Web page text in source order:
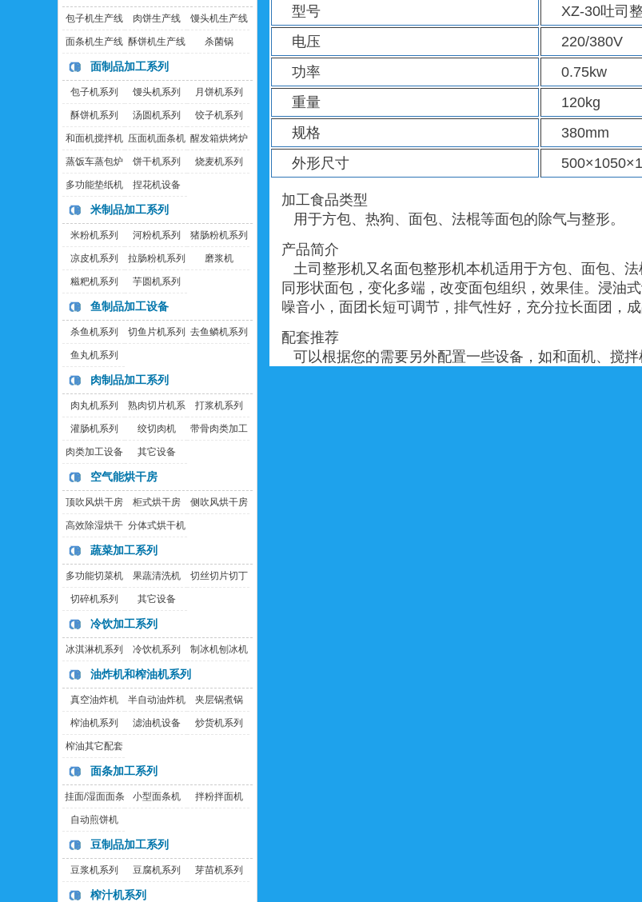
包子机生产线 肉饼生产线 馒头机生产线
面条机生产线 酥饼机生产线 杀菌锅
面制品加工系列
包子机系列 馒头机系列 月饼机系列
酥饼机系列 汤圆机系列 饺子机系列
和面机搅拌机 压面机面条机 醒发箱烘烤炉
蒸饭车蒸包炉 饼干机系列 烧麦机系列
多功能垫纸机 捏花机设备
米制品加工系列
米粉机系列 河粉机系列 猪肠粉机系列
凉皮机系列 拉肠粉机系列 磨浆机
糍粑机系列 芋圆机系列
鱼制品加工设备
杀鱼机系列 切鱼片机系列 去鱼鳞机系列
鱼丸机系列
肉制品加工系列
肉丸机系列
熟肉切片机系
列
打浆机系列
灌肠机系列 绞切肉机
带骨肉类加工
肉类加工设备 其它设备
空气能烘干房
顶吹风烘干房 柜式烘干房 侧吹风烘干房
高效除湿烘干
房
分体式烘干机
蔬菜加工系列
多功能切菜机 果蔬清洗机
切丝切片切丁
切碎机系列 其它设备
冷饮加工系列
冰淇淋机系列 冷饮机系列 制冰机刨冰机
油炸机和榨油机系列
真空油炸机 半自动油炸机 夹层锅煮锅
榨油机系列 滤油机设备 炒货机系列
榨油其它配套
设备
面条加工系列
挂面/湿面面条
机
小型面条机 拌粉拌面机
自动煎饼机
豆制品加工系列
豆浆机系列 豆腐机系列 芽苗机系列
榨汁机系列
型号
XZ-30吐司
电压
220/380V
功率
0.75kw
重量
120kg
规格
380mm
外形尺寸
加工食品类型
用于方包、热狗、面包、法棍等面包的除气与整形。
产品简介
土司整形机又名面包整形机本机适用于方包、面包、
同形状面包，变化多端，改变面包组织，效果佳。浸油
噪音小，面团长短可调节，排气性好，充分拉长面团，
配套推荐
可以根据您的需要另外配置一些设备，如和面机、搅拌